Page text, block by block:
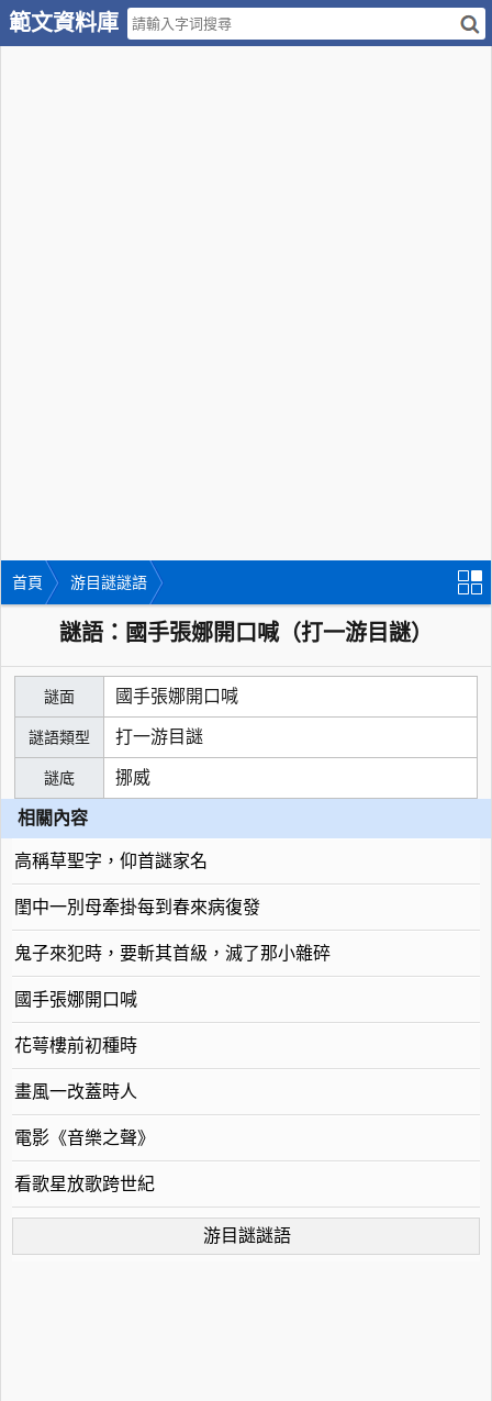
範文資料庫
首頁 游目謎謎語
謎語：國手張娜開口喊（打一游目謎）
謎面 國手張娜開口喊
謎語類型 打一游目謎
謎底 挪威
相關內容
高稱草聖字，仰首謎家名
閨中一別母牽掛每到春來病復發
鬼子來犯時，要斬其首級，滅了那小雜碎
國手張娜開口喊
花萼樓前初種時
畫風一改蓋時人
電影《音樂之聲》
看歌星放歌跨世紀
游目謎謎語